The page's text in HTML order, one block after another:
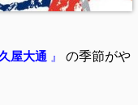
屋大通 』
の季節がや